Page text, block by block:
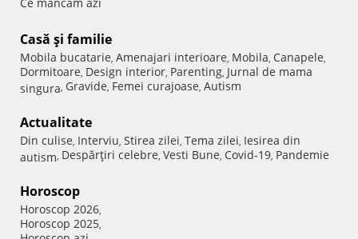
Casă şi familie
Mobila bucatarie, Amenajari interioare, Mobila, Canapele,
Dormitoare, Design interior, Parenting, Jurnal de mama
singura, Gravide, Femei curajoase, Autism
Actualitate
Din culise, Interviu, Stirea zilei, Tema zilei, Iesirea din
autism, Despărţiri celebre, Vesti Bune, Covid-19, Pandemie
Horoscop
Horoscop 2026,
Horoscop 2025,